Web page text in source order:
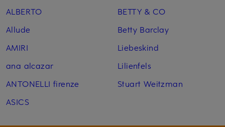
ALBERTO
Allude
AMIRI
ana alcazar
ANTONELLI firenze
ASICS
BETTY & CO
Betty Barclay
Liebeskind
Lilienfels
Stuart Weitzman